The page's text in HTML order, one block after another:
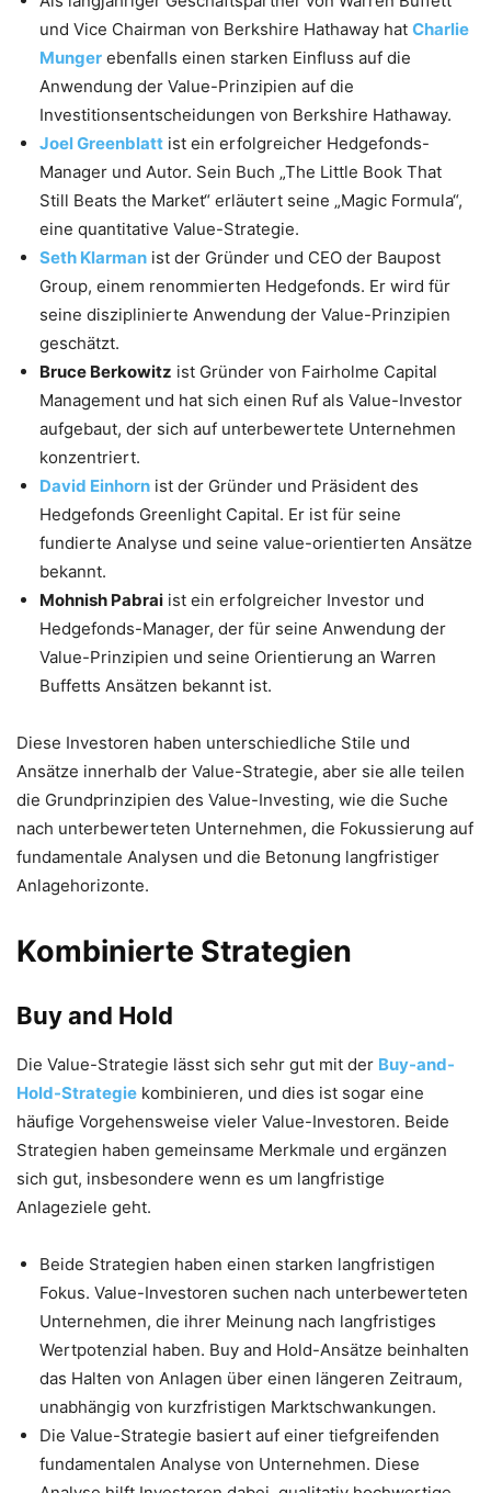
und Vice Chairman von Berkshire Hathaway hat Charlie
Munger ebenfalls einen starken Einfluss auf die
Anwendung der Value-Prinzipien auf die
Investitionsentscheidungen von Berkshire Hathaway.
Joel Greenblatt ist ein erfolgreicher Hedgefonds-
Manager und Autor. Sein Buch „The Little Book That
Still Beats the Market“ erläutert seine „Magic Formula“,
eine quantitative Value-Strategie.
Seth Klarman ist der Gründer und CEO der Baupost
Group, einem renommierten Hedgefonds. Er wird für
seine disziplinierte Anwendung der Value-Prinzipien
geschätzt.
Bruce Berkowitz ist Gründer von Fairholme Capital
Management und hat sich einen Ruf als Value-Investor
aufgebaut, der sich auf unterbewertete Unternehmen
konzentriert.
David Einhorn ist der Gründer und Präsident des
Hedgefonds Greenlight Capital. Er ist für seine
fundierte Analyse und seine value-orientierten Ansätze
bekannt.
Mohnish Pabrai ist ein erfolgreicher Investor und
Hedgefonds-Manager, der für seine Anwendung der
Value-Prinzipien und seine Orientierung an Warren
Buffetts Ansätzen bekannt ist.
Diese Investoren haben unterschiedliche Stile und
Ansätze innerhalb der Value-Strategie, aber sie alle teilen
die Grundprinzipien des Value-Investing, wie die Suche
nach unterbewerteten Unternehmen, die Fokussierung auf
fundamentale Analysen und die Betonung langfristiger
Anlagehorizonte.
Kombinierte Strategien
Buy and Hold
Die Value-Strategie lässt sich sehr gut mit der Buy-and-
Hold-Strategie kombinieren, und dies ist sogar eine
häufige Vorgehensweise vieler Value-Investoren. Beide
Strategien haben gemeinsame Merkmale und ergänzen
sich gut, insbesondere wenn es um langfristige
Anlageziele geht.
Beide Strategien haben einen starken langfristigen
Fokus. Value-Investoren suchen nach unterbewerteten
Unternehmen, die ihrer Meinung nach langfristiges
Wertpotenzial haben. Buy and Hold-Ansätze beinhalten
das Halten von Anlagen über einen längeren Zeitraum,
unabhängig von kurzfristigen Marktschwankungen.
Die Value-Strategie basiert auf einer tiefgreifenden
fundamentalen Analyse von Unternehmen. Diese